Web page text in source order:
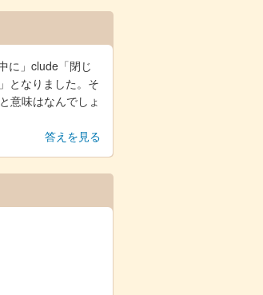
に」clude「閉じ
となりました。そ
意味はなんでしょ
答えを見る